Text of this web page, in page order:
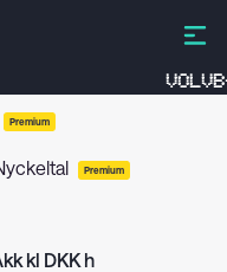
Premium
Premium
kl DKK h